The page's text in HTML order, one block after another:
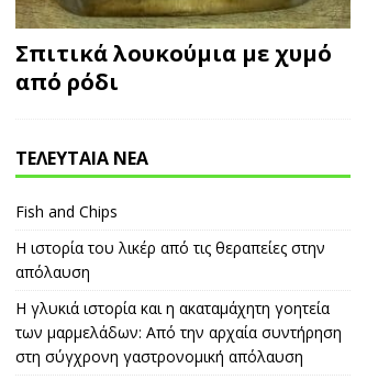
Σπιτικά λουκούμια με χυμό
από ρόδι
ΤΕΛΕΥΤΑΙΑ ΝΕΑ
Fish and Chips
Η ιστορία του λικέρ από τις θεραπείες στην
απόλαυση
Η γλυκιά ιστορία και η ακαταμάχητη γοητεία
των μαρμελάδων: Από την αρχαία συντήρηση
στη σύγχρονη γαστρονομική απόλαυση